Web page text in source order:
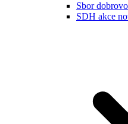
Sbor
SDH akce